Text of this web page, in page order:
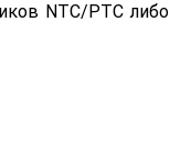
NTC/PTC либо